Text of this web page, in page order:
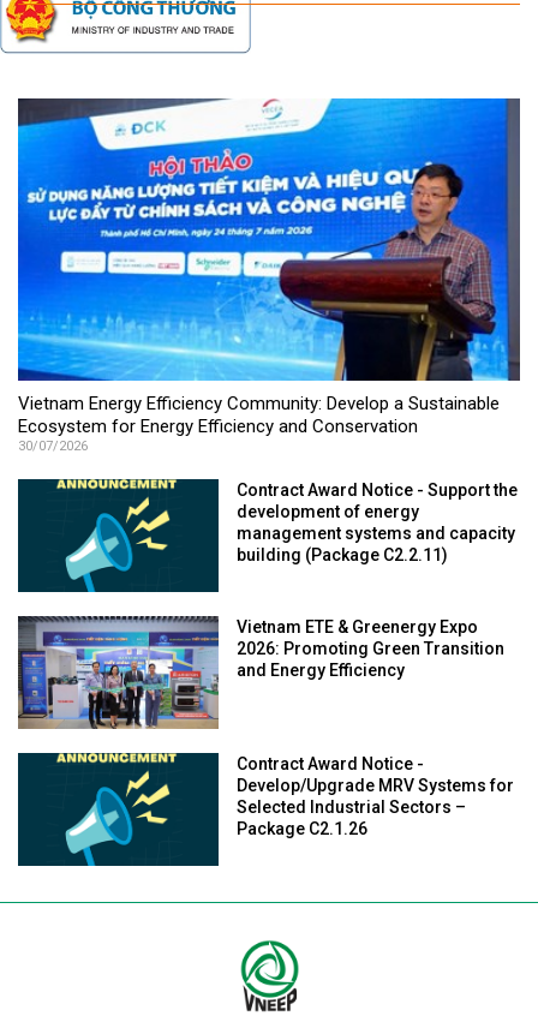
Vietnam Energy Efficiency Community: Develop a Sustainable
Ecosystem for Energy Efficiency and Conservation
30/07/2026
Contract Award Notice - Support the
development of energy
management systems and capacity
building (Package C2.2.11)
Vietnam ETE & Greenergy Expo
2026: Promoting Green Transition
and Energy Efficiency
Contract Award Notice -
Develop/Upgrade MRV Systems for
Selected Industrial Sectors –
Package C2.1.26